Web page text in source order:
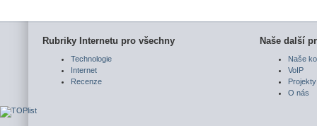
Rubriky Internetu pro všechny
Technologie
Internet
Recenze
Naše další
Naše
VoIP
Projekty
O nás